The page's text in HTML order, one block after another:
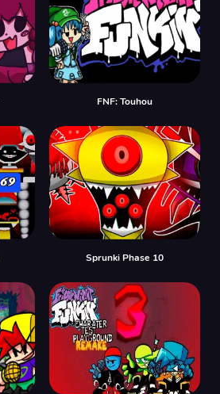
FNF: Touhou
Sprunki Phase 10